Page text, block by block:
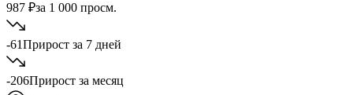
987 ₽за 1 000 просм.
-61Прирост за 7 дней
-206Прирост за месяц